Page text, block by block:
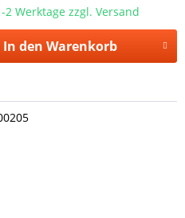
Werktage zzgl. Versand
In den Warenkorb